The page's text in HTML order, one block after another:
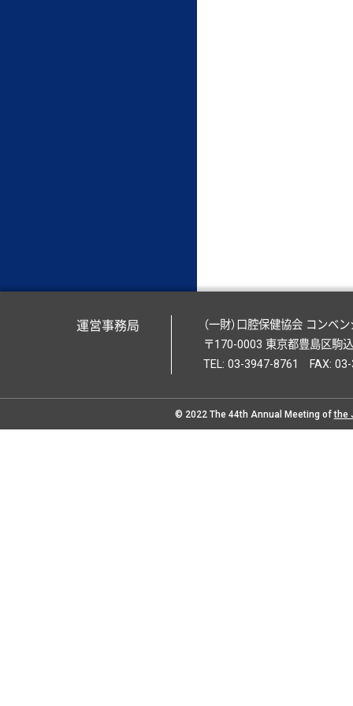
運営事務局
（一財）口腔保健協会 コンベ
〒170-0003 東京都豊島区駒
TEL: 03-3947-8761 FAX:
© 2022 The 44th Annual Meeting ofthe